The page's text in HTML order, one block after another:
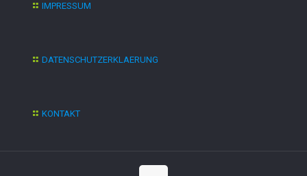
IMPRESSUM
DATENSCHUTZERKLAERUNG
KONTAKT